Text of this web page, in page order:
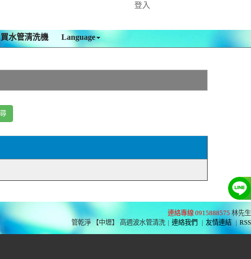
登入
買水管清洗機 Language
連絡專線 0915888575 林先生
管乾淨 【中壢】 高週波水管清洗 | 連絡我們 | 友情連結 | RSS